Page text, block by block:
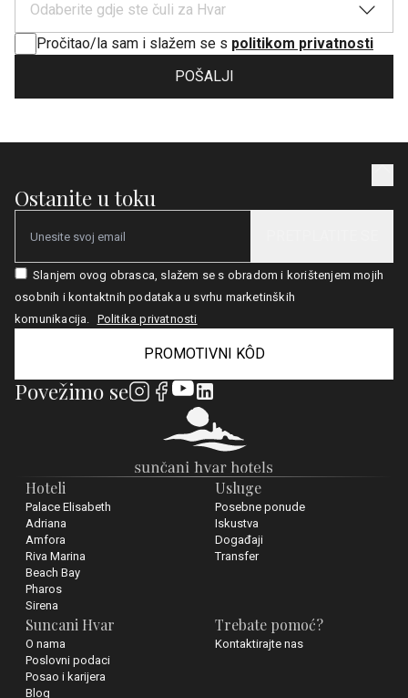
Odaberite gdje ste čuli za Hvar
Pročitao/la sam i slažem se s politikom privatnosti
POŠALJI
Hoteli
Palace Elisabeth
Adriana
Amfora
Riva Marina
Beach Bay
Pharos
Sirena
Usluge
Posebne ponude
Iskustva
Događaji
Transfer
Suncani Hvar
O nama
Poslovni podaci
Posao i karijera
Blog
Trebate pomoć?
Kontaktirajte nas
Ostanite u toku
Email
Slanjem ovog obrasca, slažem se s obradom i korištenjem mojih
osobnih i kontaktnih podataka u svrhu marketinških
komunikacija. Politika privatnosti
PROMOTIVNI KÔD
Povežimo se